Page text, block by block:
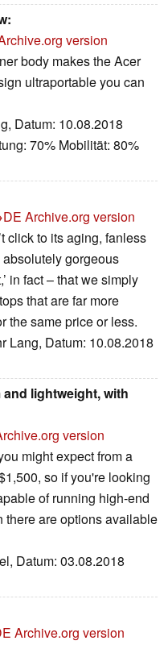
version
body makes the Acer
ultraportable you can
Datum: 10.08.2018
70% Mobilität: 80%
Archive.org version
click to its aging, fanless
gorgeous
in fact – that we simply
that are far more
the same price or less.
Lang, Datum: 10.08.2018
lightweight, with
version
might expect from a
so if you're looking
of running high-end
there are options available
Datum: 03.08.2018
Archive.org version